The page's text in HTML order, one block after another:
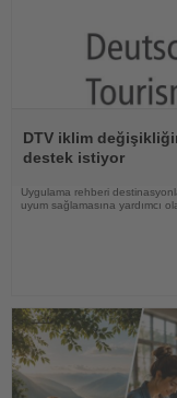
Oku
DTV iklim
destek istiyor
Uygulama rehberi
uyum sağlamasına yardımcı